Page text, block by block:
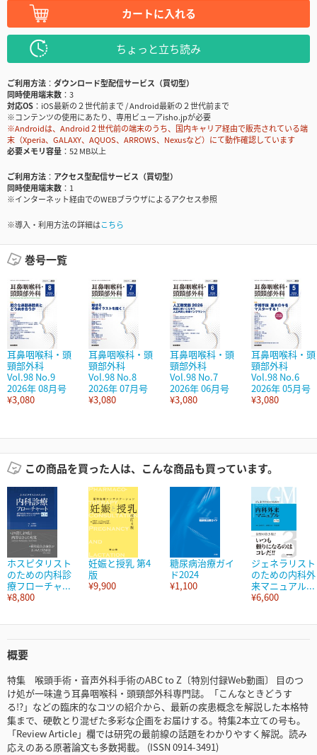
カートに入れる
ちょっと立ち読み
ご利用方法
ダウンロード型配信サービス（買切型）
同時使用端末数
3
対応OS
iOS最新の２世代前まで / Android最新の２世代前まで
※コンテンツの使用にあたり、専用ビューアisho.jpが必要
※Androidは、Android２世代前の端末のうち、国内キャリア経由で販売されている端
末（Xperia、GALAXY、AQUOS、ARROWS、Nexusなど）にて動作確認しています
必要メモリ容量
52 MB以上
ご利用方法
アクセス型配信サービス（買切型）
同時使用端末数
1
※インターネット経由でのWEBブラウザによるアクセス参照
※導入・利用方法の詳細はこちら
巻号一覧
耳鼻咽喉科・頭
頸部外科
Vol.98 No.9
2026年 08月号
¥3,080
耳鼻咽喉科・頭
頸部外科
Vol.98 No.8
2026年 07月号
¥3,080
耳鼻咽喉科・頭
頸部外科
Vol.98 No.7
2026年 06月号
¥3,080
耳鼻咽喉科・頭
頸部外科
Vol.98 No.6
2026年 05月号
¥3,080
この商品を買った人は、こんな商品も買っています。
ホスピタリスト
のための内科診
療フローチャ...
¥8,800
妊娠と授乳 第4
版
¥9,900
糖尿病治療ガイ
ド2024
¥1,100
ジェネラリスト
のための内科外
来マニュアル...
¥6,600
概要
特集 喉頭手術・音声外科手術のABC to Z〔特別付録Web動画〕 目のつ
け処が一味違う耳鼻咽喉科・頭頸部外科専門誌。「こんなときどうす
る!?」などの臨床的なコツの紹介から、最新の疾患概念を解説した本格特
集まで、硬軟とり混ぜた多彩な企画をお届けする。特集2本立ての号も。
「Review Article」欄では研究の最前線の話題をわかりやすく解説。読み
応えのある原著論文も多数掲載。 (ISSN 0914-3491)